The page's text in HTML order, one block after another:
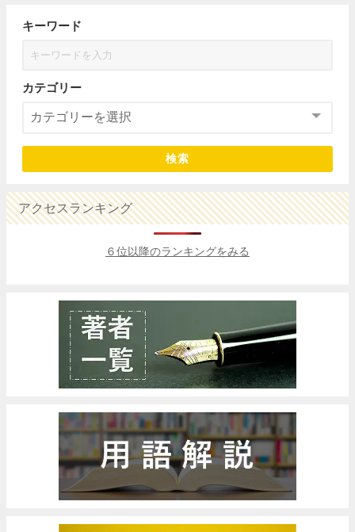
キーワード
カテゴリー
検索
アクセスランキング
６位以降のランキングをみる